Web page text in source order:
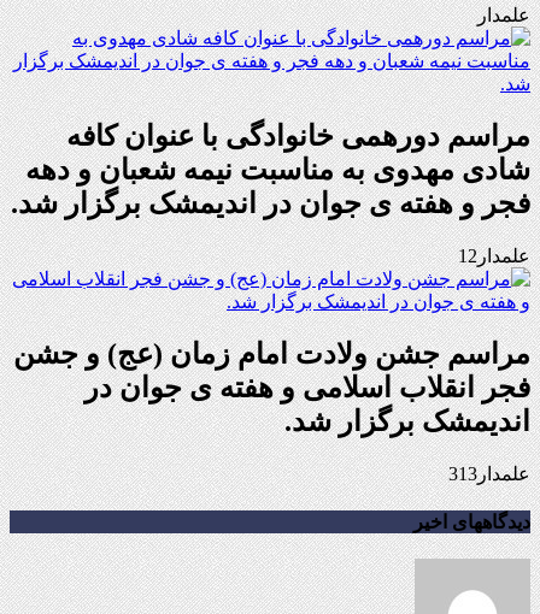
علمدار
مراسم دورهمی خانوادگی با عنوان کافه
شادی مهدوی به مناسبت نیمه شعبان و دهه
فجر و هفته ی جوان در اندیمشک برگزار شد.
علمدار12
مراسم جشن ولادت امام زمان (عج) و جشن
فجر انقلاب اسلامی و هفته ی جوان در
اندیمشک برگزار شد.
علمدار313
دیدگاههای اخیر